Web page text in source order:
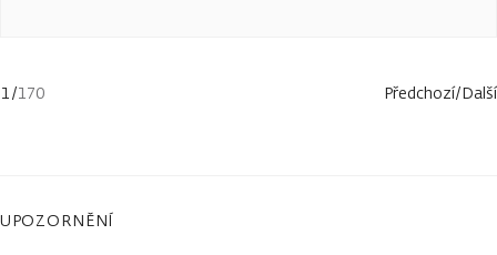
1/170 Předchozí/Další
UPOZORNĚNÍ